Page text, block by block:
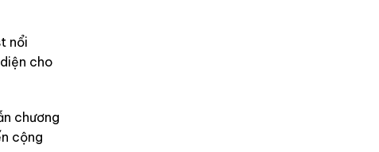
nổi
cho
chương
cộng